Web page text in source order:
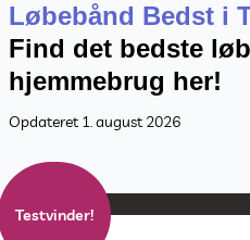
Løbebånd Bedst i
Find det bedste
hjemmebrug her!
Opdateret 1. august 2026
Testvinder!